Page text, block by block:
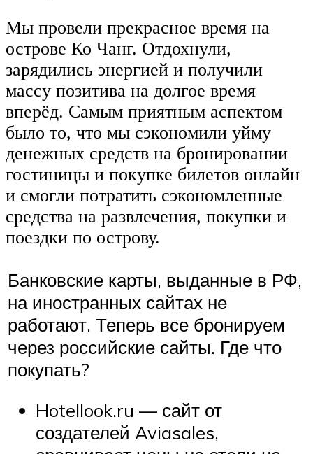
Мы провели прекрасное время на
острове Ко Чанг. Отдохнули,
зарядились энергией и получили
массу позитива на долгое время
вперёд. Самым приятным аспектом
было то, что мы сэкономили уйму
денежных средств на бронировании
гостиницы и покупке билетов онлайн
и смогли потратить сэкономленные
средства на развлечения, покупки и
поездки по острову.
Банковские карты, выданные в РФ,
на иностранных сайтах не
работают. Теперь все бронируем
через российские сайты. Где что
покупать?
Hotellook.ru — сайт от
создателей Aviasales,